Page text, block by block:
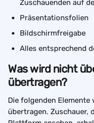
Zuschauenden auf
Präsentationsfolien
Bildschirmfreigabe
Alles entsprechend
Was wird nicht
übertragen?
Die folgenden
übertragen. Zuschauer,